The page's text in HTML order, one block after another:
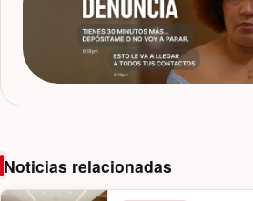
Noticias relacionadas